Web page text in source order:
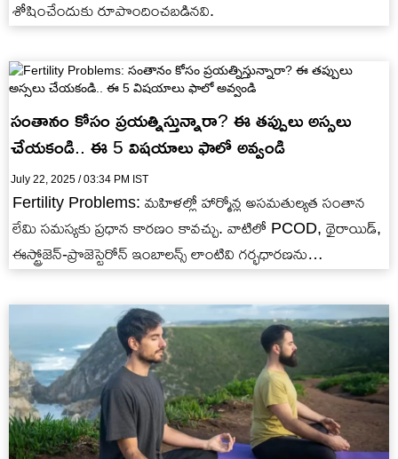
శోషించేందుకు రూపొందించబడినవి.
సంతానం కోసం ప్రయత్నిస్తున్నారా? ఈ తప్పులు అస్సలు
చేయకండి.. ఈ 5 విషయాలు ఫాలో అవ్వండి
July 22, 2025 / 03:34 PM IST
Fertility Problems: మహిళల్లో హార్మోన్ల అసమతుల్యత సంతాన
లేమి సమస్యకు ప్రధాన కారణం కావచ్చు. వాటిలో PCOD, థైరాయిడ్,
ఈస్ట్రోజెన్-ప్రొజెస్టెరోన్ ఇంబాలన్స్ లాంటివి గర్భధారణను